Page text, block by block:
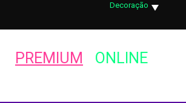
Decoração
PREMIUM ONLINE